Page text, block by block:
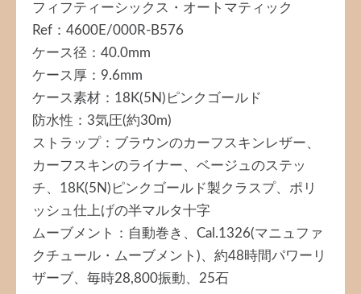
フィフティーシックス・オートマティック
Ref：4600E/000R-B576
ケース径：40.0mm
ケース厚：9.6mm
ケース素材：18K(5N)ピンクゴールド
防水性：3気圧(約30m)
ストラップ：ブラウンのカーフスキンレザー、
カーフスキンのライナー、ベージュのステッ
チ、18K(5N)ピンクゴールド製クラスプ、ポリ
ッシュ仕上げの半マルタ十字
ムーブメント：自動巻き、Cal.1326(マニュファ
クチュール・ムーブメント)、約48時間パワーリ
ザーブ、毎時28,800振動、25石